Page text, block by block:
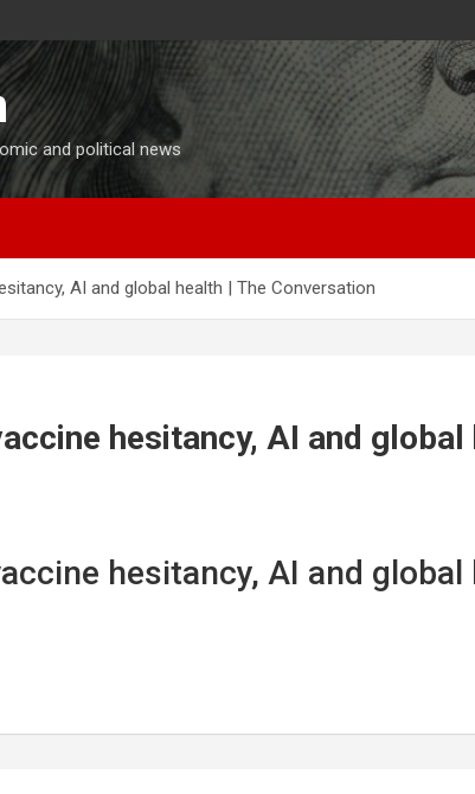
and political news
AI and global health | The Conversation
hesitancy, AI and
hesitancy, AI and